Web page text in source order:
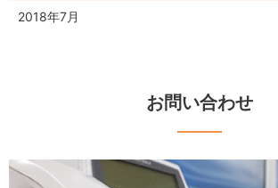
2018年7月
お問い合わせ